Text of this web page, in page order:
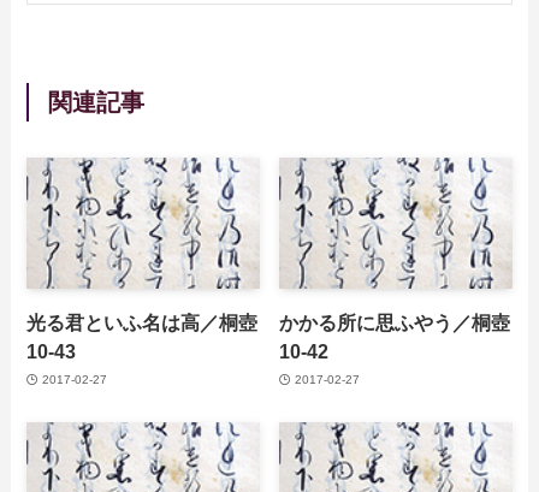
関連記事
光る君といふ名は高／桐壺
10-43
2017-02-27
かかる所に思ふやう／桐壺
10-42
2017-02-27